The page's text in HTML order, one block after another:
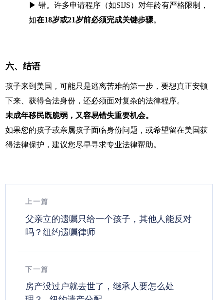
▶ 错。许多申请程序（如SIJS）对年龄有严格限制，
如在18岁或21岁前必须完成关键步骤。
六、结语
孩子来到美国，可能只是逃离苦难的第一步，要想真正安顿
下来、获得合法身份，还必须面对复杂的法律程序。
未成年移民既脆弱，又容易错失重要机会。
如果您的孩子或亲属孩子面临身份问题，或希望留在美国获
得法律保护，建议您尽早寻求专业法律帮助。
上一篇
父亲立的遗嘱只给一个孩子，其他人能反对
吗？纽约遗嘱律师
下一篇
房产没过户就去世了，继承人要怎么处